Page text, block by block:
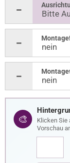
🎨
Klicken Sie
Vorschau